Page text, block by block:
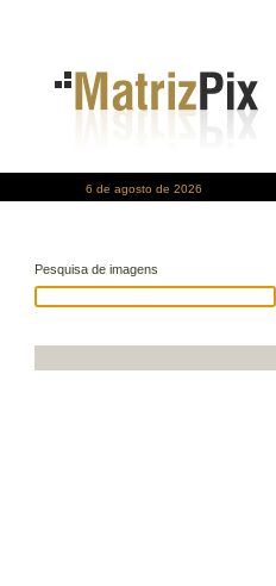
6 de agosto de 2026
Pesquisa de imagens